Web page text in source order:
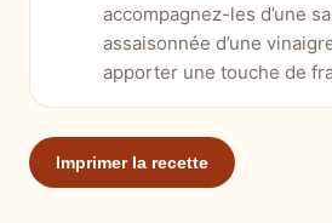
accompagnez-les d’une
assaisonnée d’une
apporter une touche de
Imprimer la recette